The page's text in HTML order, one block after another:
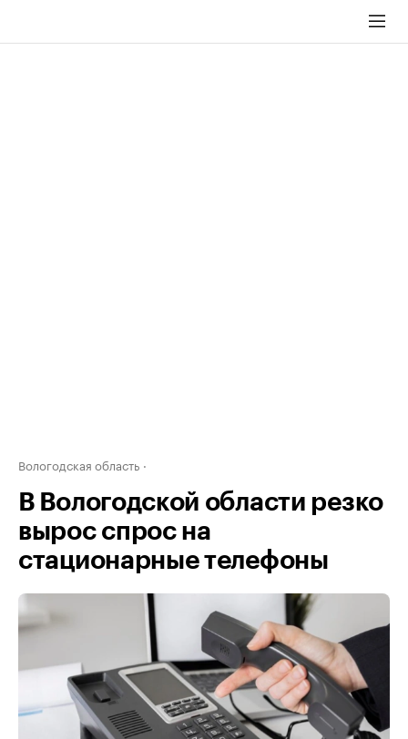
Вологодская область
В Вологодской области резко
вырос спрос на
стационарные телефоны